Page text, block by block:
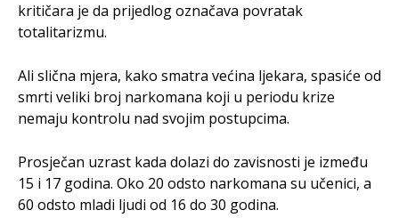
kritičara je da prijedlog označava povratak
totalitarizmu.
Ali slična mjera, kako smatra većina ljekara, spasiće od
smrti veliki broj narkomana koji u periodu krize
nemaju kontrolu nad svojim postupcima.
Prosječan uzrast kada dolazi do zavisnosti je između
15 i 17 godina. Oko 20 odsto narkomana su učenici, a
60 odsto mladi ljudi od 16 do 30 godina.